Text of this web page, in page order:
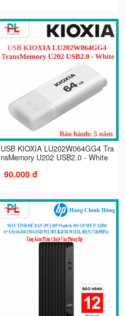
USB KIOXIA LU202W064GG4 Tra
nsMemory U202 USB2.0 - White
90.000 đ